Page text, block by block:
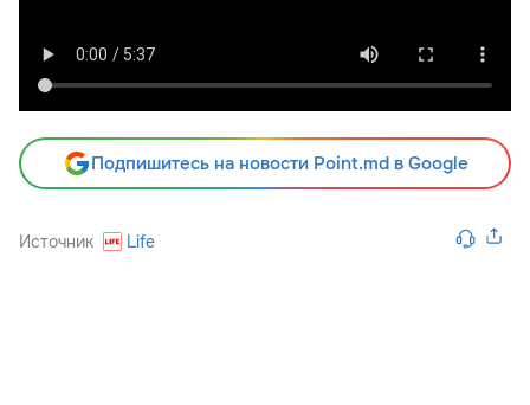
Подпишитесь на новости Point.md в Google
Источник Life